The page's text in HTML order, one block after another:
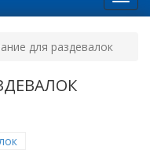
для раздевалок